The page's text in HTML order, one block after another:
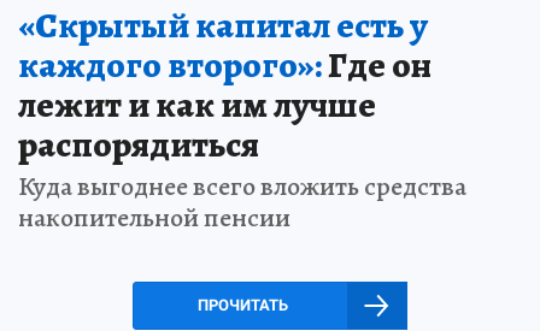
«Скрытый капитал есть у
каждого второго»:Где он
лежит и как им лучше
распорядиться
Куда выгоднее всего вложить средства
накопительной пенсии
ПРОЧИТАТЬ